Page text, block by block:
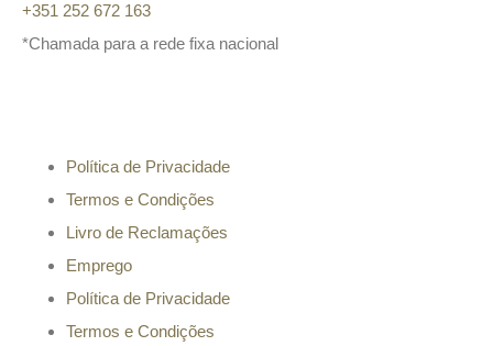
+351 252 672 163
*Chamada para a rede fixa nacional
Política de Privacidade
Termos e Condições
Livro de Reclamações
Emprego
Política de Privacidade
Termos e Condições